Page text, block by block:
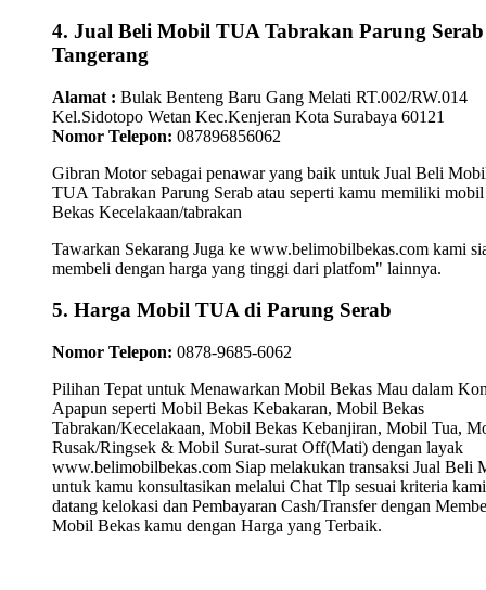
4. Jual Beli Mobil TUA Tabrakan Parung Serab
Tangerang
Alamat : Bulak Benteng Baru Gang Melati RT.002/RW.014
Kel.Sidotopo Wetan Kec.Kenjeran Kota Surabaya 60121
Nomor Telepon: 087896856062
Gibran Motor sebagai penawar yang baik untuk Jual Beli
TUA Tabrakan Parung Serab atau seperti kamu memiliki mobil
Bekas Kecelakaan/tabrakan
Tawarkan Sekarang Juga ke www.belimobilbekas.com kami
membeli dengan harga yang tinggi dari platfom" lainnya.
5. Harga Mobil TUA di Parung Serab
Nomor Telepon: 0878-9685-6062
Pilihan Tepat untuk Menawarkan Mobil Bekas Mau dalam
Apapun seperti Mobil Bekas Kebakaran, Mobil Bekas
Tabrakan/Kecelakaan, Mobil Bekas Kebanjiran, Mobil Tua,
Rusak/Ringsek & Mobil Surat-surat Off(Mati) dengan layak
www.belimobilbekas.com Siap melakukan transaksi Jual Beli
untuk kamu konsultasikan melalui Chat Tlp sesuai kriteria
datang kelokasi dan Pembayaran Cash/Transfer dengan
Mobil Bekas kamu dengan Harga yang Terbaik.